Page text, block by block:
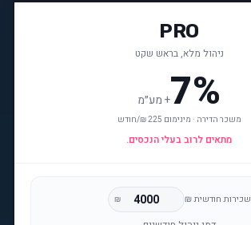
PRO
ניהול מלא, בראש שקט
7%
+מע״מ
משכר הדירה · מינימום 225 ₪/חודש
מתאים לרוב בעלי הנכסים.
שכירות חודשית ₪ ₪